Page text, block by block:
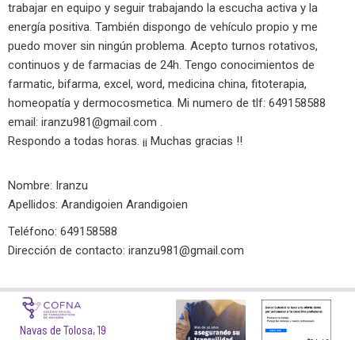
trabajar en equipo y seguir trabajando la escucha activa y la
energía positiva. También dispongo de vehículo propio y me
puedo mover sin ningún problema. Acepto turnos rotativos,
continuos y de farmacias de 24h. Tengo conocimientos de
farmatic, bifarma, excel, word, medicina china, fitoterapia,
homeopatía y dermocosmetica. Mi numero de tlf: 649158588
email: iranzu981@gmail.com .
Respondo a todas horas. ¡¡ Muchas gracias !!
Nombre: Iranzu
Apellidos: Arandigoien Arandigoien
Teléfono: 649158588
Dirección de contacto: iranzu981@gmail.com
Navas de Tolosa, 19